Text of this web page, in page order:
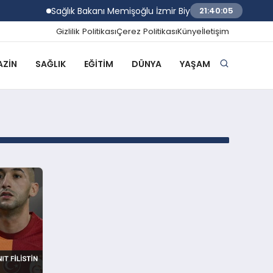
Sağlık Bakanı Memişoğlu İzmir Biyotıp ve Genom
21:40:05
Gizlilik PolitikasıÇerez PolitikasıKünyeİletişim
SAĞLIK EĞITIM DÜNYA YAŞAM